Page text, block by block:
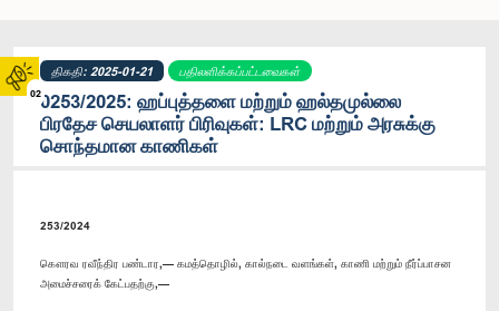
02
திகதி: 2025-01-21 பதிலளிக்கப்பட்டவைகள்
0253/2025: ஹப்புத்தளை மற்றும் ஹல்தமுல்லை
பிரதேச செயலாளர் பிரிவுகள்: LRC மற்றும் அரசுக்கு
சொந்தமான காணிகள்
253/2024
கௌரவ ரவீந்திர பண்டார,— கமத்தொழில், கால்நடை வளங்கள், காணி மற்றும் நீர்ப்பாசன
அமைச்சரைக் கேட்பதற்கு,—